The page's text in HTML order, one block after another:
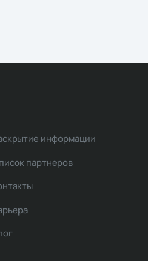
информации
партнеров